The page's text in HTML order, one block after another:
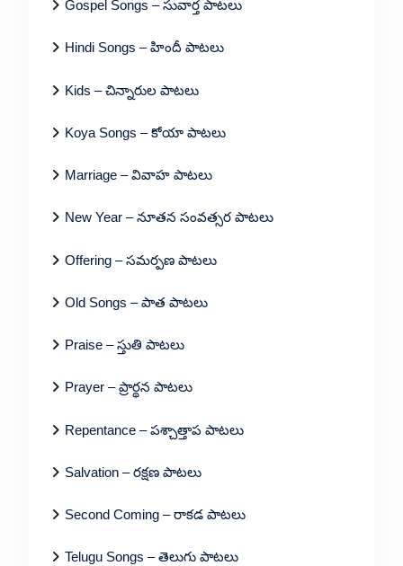
Gospel Songs – సువార్త పాటలు
Hindi Songs – హిందీ పాటలు
Kids – చిన్నారుల పాటలు
Koya Songs – కోయా పాటలు
Marriage – వివాహ పాటలు
New Year – నూతన సంవత్సర పాటలు
Offering – సమర్పణ పాటలు
Old Songs – పాత పాటలు
Praise – స్తుతి పాటలు
Prayer – ప్రార్థన పాటలు
Repentance – పశ్చాత్తాప పాటలు
Salvation – రక్షణ పాటలు
Second Coming – రాకడ పాటలు
Telugu Songs – తెలుగు పాటలు